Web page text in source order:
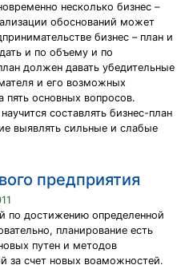
несколько бизнес –
обоснований может
бизнес – план и
и по объему и по
должен давать убедительные
и его возможных
пять основных вопросов.
составлять бизнес-план
выявлять сильные и слабые
предприятия
по достижению определенной
планирование есть
путен и методов
за счет новых воаможностей.